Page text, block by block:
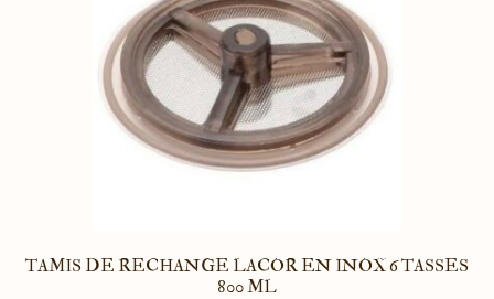
TAMIS DE RECHANGE LACOR EN INOX 6 TASSES
800 ML